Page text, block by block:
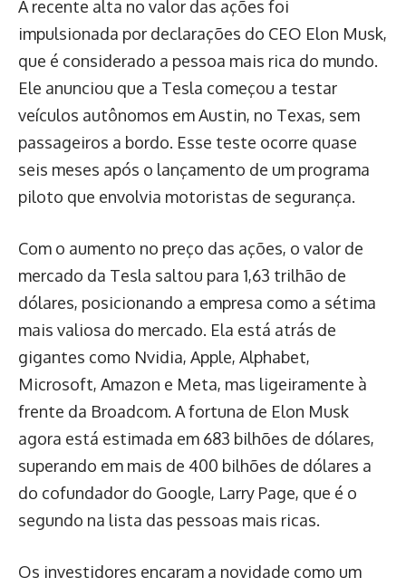
A recente alta no valor das ações foi
impulsionada por declarações do CEO Elon Musk,
que é considerado a pessoa mais rica do mundo.
Ele anunciou que a Tesla começou a testar
veículos autônomos em Austin, no Texas, sem
passageiros a bordo. Esse teste ocorre quase
seis meses após o lançamento de um programa
piloto que envolvia motoristas de segurança.
Com o aumento no preço das ações, o valor de
mercado da Tesla saltou para 1,63 trilhão de
dólares, posicionando a empresa como a sétima
mais valiosa do mercado. Ela está atrás de
gigantes como Nvidia, Apple, Alphabet,
Microsoft, Amazon e Meta, mas ligeiramente à
frente da Broadcom. A fortuna de Elon Musk
agora está estimada em 683 bilhões de dólares,
superando em mais de 400 bilhões de dólares a
do cofundador do Google, Larry Page, que é o
segundo na lista das pessoas mais ricas.
Os investidores encaram a novidade como um